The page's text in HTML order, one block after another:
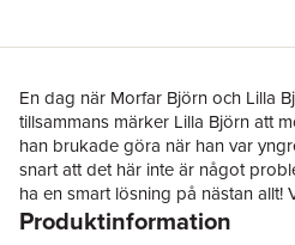
En dag när Morfar Björn och Lilla
tillsammans märker Lilla Björn att
han brukade göra när han var
snart att det här inte är något
ha en smart lösning på nästan allt!
Produktinformation